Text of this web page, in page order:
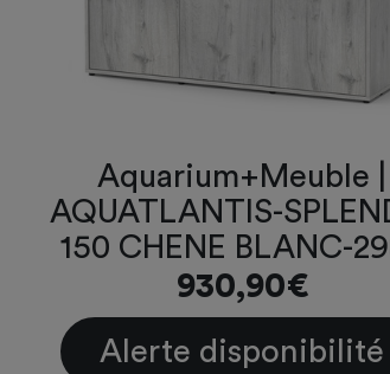
Aquarium+Meuble |
AQUATLANTIS-
150 CHENE BLANC-
930,90€
Alerte disponibilité